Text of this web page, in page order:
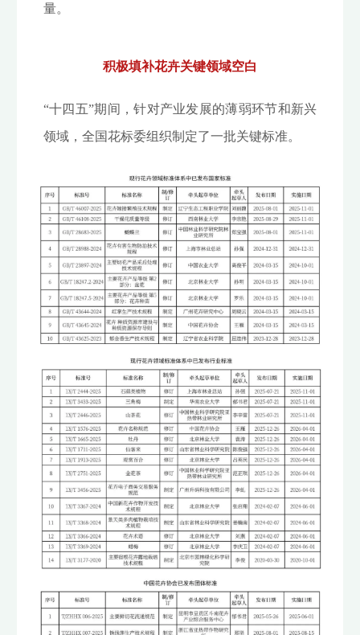
量。
积极填补花卉关键领域空白
“十四五”期间，针对产业发展的薄弱环节和新兴
领域，全国花标委组织制定了一批关键标准。